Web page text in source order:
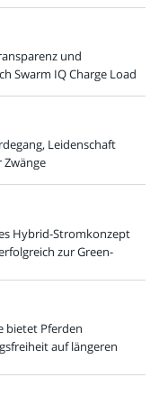
und
Swarm IQ Charge Load
Leidenschaft
Zwänge
Hybrid-Stromkonzept
zur Green-
bietet Pferden
auf längeren